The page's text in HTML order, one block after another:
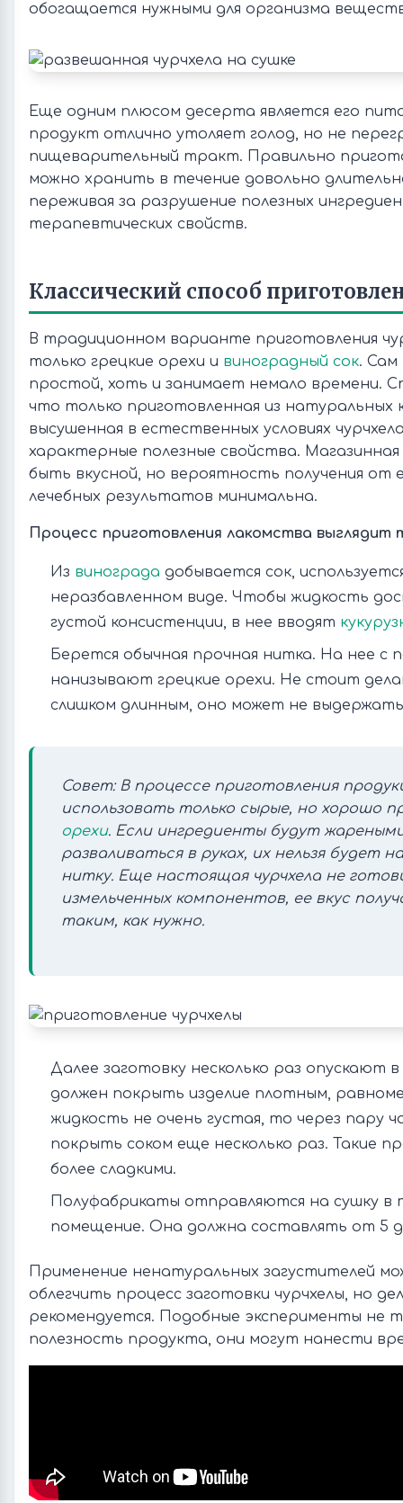
обогащается нужными для организма
Еще одним плюсом десерта является его
продукт отлично утоляет голод, но не
пищеварительный тракт. Правильно
можно хранить в течение довольно
переживая за разрушение полезных
терапевтических свойств.
Классический способ
В традиционном варианте приготовления
только грецкие орехи и виноградный сок. Сам
простой, хоть и занимает немало времени.
что только приготовленная из натуральных
высушенная в естественных условиях
характерные полезные свойства.
быть вкусной, но вероятность получения от
лечебных результатов минимальна.
Процесс приготовления лакомства выглядит
Из винограда добывается сок,
неразбавленном виде. Чтобы жидкость
густой консистенции, в нее вводят
Берется обычная прочная нитка. На нее с
нанизывают грецкие орехи. Не стоит
слишком длинным, оно может не
Совет: В процессе приготовления
использовать только сырые, но хорошо
орехи. Если ингредиенты будут
разваливаться в руках, их нельзя будет
нитку. Еще настоящая чурчхела не
измельченных компонентов, ее вкус
таким, как нужно.
Далее заготовку несколько раз опускают
должен покрыть изделие плотным,
жидкость не очень густая, то через пару
покрыть соком еще несколько раз. Такие
более сладкими.
Полуфабрикаты отправляются на сушку в
помещение. Она должна составлять от 5
Применение ненатуральных загустителей
облегчить процесс заготовки чурчхелы, но
рекомендуется. Подобные эксперименты не
полезность продукта, они могут нанести